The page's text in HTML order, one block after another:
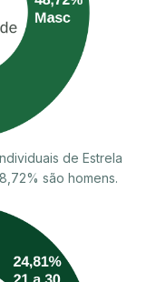
de Estrela
são homens.